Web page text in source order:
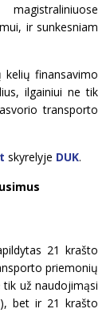
ir sunkesniam
finansavimo
ilgainiui ne tik
transporto
skyrelyje DUK.
21 krašto
priemonių
už naudojimąsi
bet ir 21 krašto